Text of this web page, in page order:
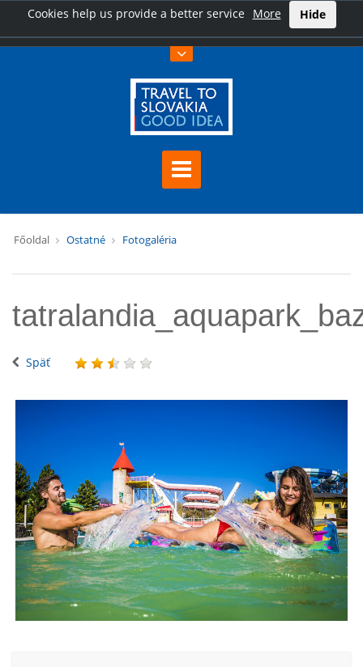
Cookies help us provide a better service More Hide
Főoldal Ostatné Fotogaléria
Späť